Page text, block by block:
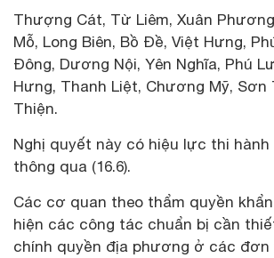
Thượng Cát, Từ Liêm, Xuân
Mỗ, Long Biên, Bồ Đề, Việt Hưng,
Đông, Dương Nội, Yên Nghĩa, Phú
Hưng, Thanh Liệt, Chương Mỹ, Sơn
Thiện.
Nghị quyết này có hiệu lực thi
thông qua (16.6).
Các cơ quan theo thẩm quyền
hiện các công tác chuẩn bị cần
chính quyền địa phương ở các đơn